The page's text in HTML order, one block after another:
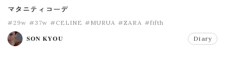
マタニティコーデ
#29w #37w #CELINE #MURUA #ZARA #fifth
𝐒𝐎𝐍 𝐊𝐘𝐎𝐔 Diary